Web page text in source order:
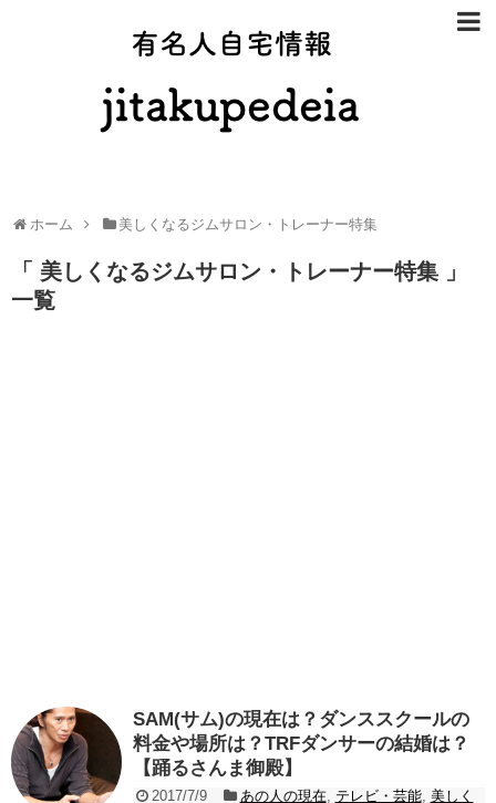
ホーム 美しくなるジムサロン・トレーナー特集
「 美しくなるジムサロン・トレーナー特集 」
一覧
SAM(サム)の現在は？ダンススクールの
料金や場所は？TRFダンサーの結婚は？
【踊るさんま御殿】
2017/7/9 あの人の現在, テレビ・芸能, 美しく